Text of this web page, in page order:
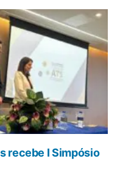
recebe I Simpósio